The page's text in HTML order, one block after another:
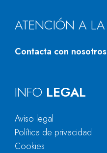
ATENCIÓN A LA
Contacta con nosotros
INFO LEGAL
Aviso legal
Política de privacidad
Cookies